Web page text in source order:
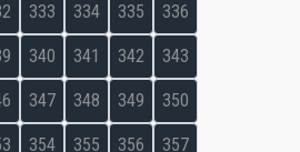
333 334 335 336
340 341 342 343
347 348 349 350
354 355 356 357